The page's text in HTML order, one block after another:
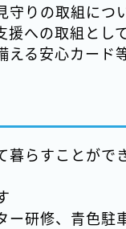
りの取組につ
への取組とし
る安心カード
らすことがで
研修、青色駐